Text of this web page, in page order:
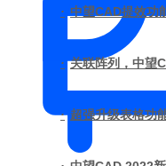
· 中望CAD提效功
· 关联阵列，中望
· 超强升级表格功